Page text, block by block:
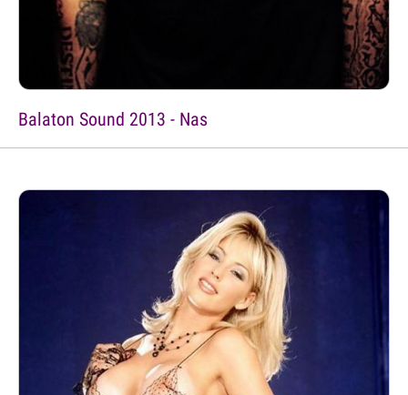
Balaton Sound 2013 - Nas